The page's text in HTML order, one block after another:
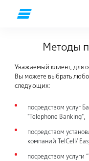
Методы
Уважаемый клиент, для
Вы можете выбрать
следующих:
посредством услуг
"Telephone Banking",
посредством
компаний TelCell/
посредством